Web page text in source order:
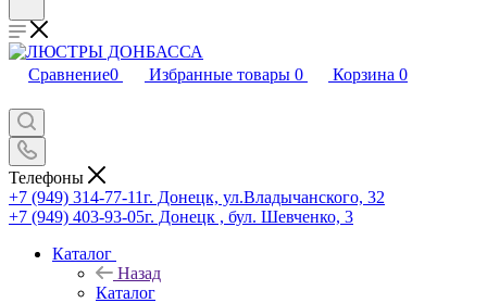
Сравнение0 Избранные товары 0 Корзина 0
Телефоны
+7 (949) 314-77-11г. Донецк, ул.Владычанского, 32
+7 (949) 403-93-05г. Донецк , бул. Шевченко, 3
Каталог
Назад
Каталог